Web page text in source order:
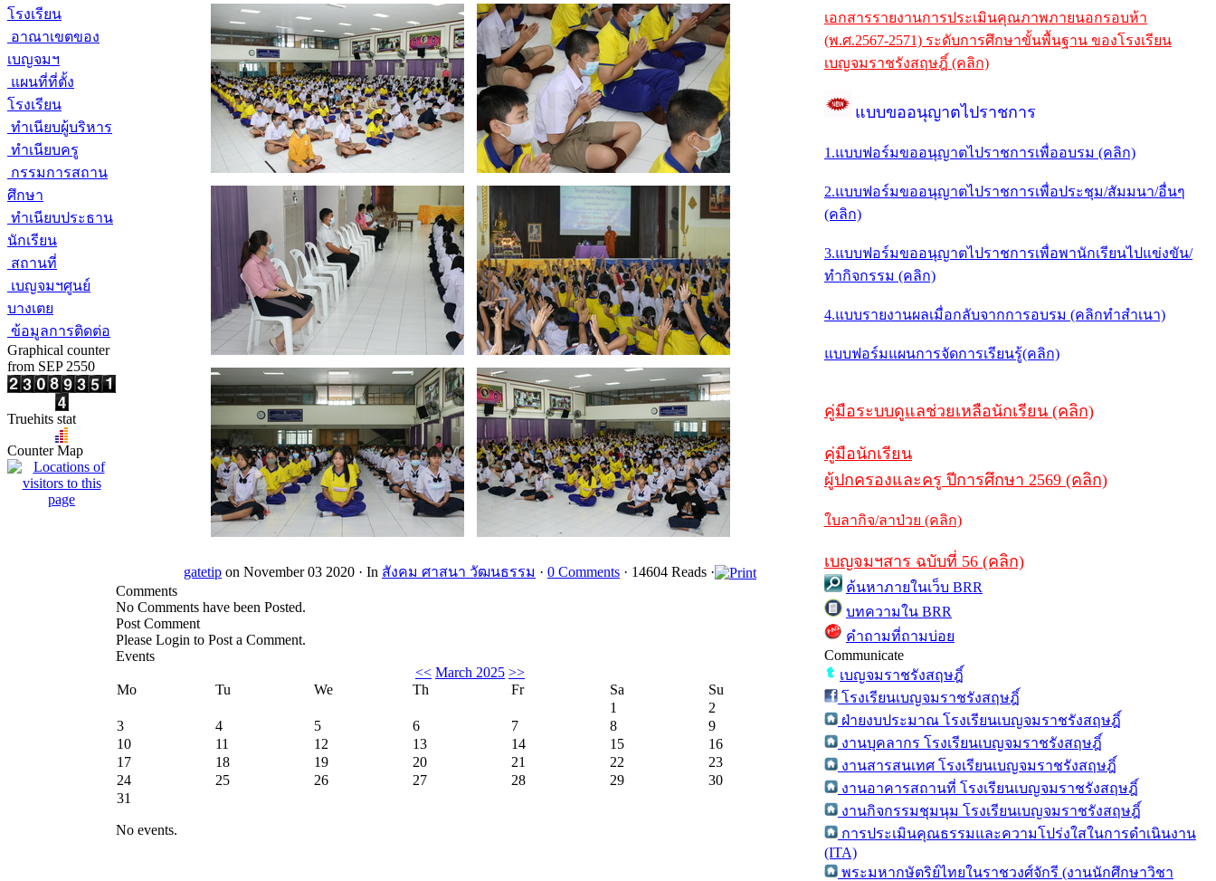
โรงเรียน
อาณาเขตของ
เบญจมฯ
แผนที่ที่ตั้ง
โรงเรียน
ทำเนียบผู้บริหาร
ทำเนียบครู
กรรมการสถาน
ศึกษา
ทำเนียบประธาน
นักเรียน
สถานที่
เบญจมฯศูนย์
บางเตย
ข้อมูลการติดต่อ
Graphical counter
from SEP 2550
Truehits stat
Counter Map
gatetip on November 03 2020 · In สังคม ศาสนา วัฒนธรรม · 0 Comments · 14604 Reads ·
Comments
No Comments have been Posted.
Post Comment
Please Login to Post a Comment.
Events
<< March 2025 >>
Mo
Tu We Th Fr Sa
Su
1
2
3
4 5 6 7 8
9
10
11 12 13 14 15
16
17
18 19 20 21 22
23
24
25 26 27 28 29
30
31
No events.
เอกสารรายงานการประเมินคุณภาพภายนอกรอบห้า
(พ.ศ.2567-2571) ระดับการศึกษาขั้นพื้นฐาน ของโรงเรียน
เบญจมราชรังสฤษฎิ์ (คลิก)
แบบขออนุญาตไปราชการ
1.แบบฟอร์มขออนุญาตไปราชการเพื่ออบรม (คลิก)
2.แบบฟอร์มขออนุญาตไปราชการเพื่อประชุม/สัมมนา/อื่นๆ
(คลิก)
3.แบบฟอร์มขออนุญาตไปราชการเพื่อพานักเรียนไปแข่งขัน/
ทำกิจกรรม (คลิก)
4.แบบรายงานผลเมื่อกลับจากการอบรม (คลิกทำสำเนา)
แบบฟอร์มแผนการจัดการเรียนรู้(คลิก)
คู่มือระบบดูแลช่วยเหลือนักเรียน (คลิก)
คู่มือนักเรียน
ผู้ปกครองและครู ปีการศึกษา 2569 (คลิก)
ใบลากิจ/ลาป่วย (คลิก)
เบญจมฯสาร ฉบับที่ 56 (คลิก)
ค้นหาภายในเว็บ BRR
บทความใน BRR
คำถามที่ถามบ่อย
Communicate
เบญจมราชรังสฤษฎิ์
โรงเรียนเบญจมราชรังสฤษฎิ์
ฝ่ายงบประมาณ โรงเรียนเบญจมราชรังสฤษฎิ์
งานบุคลากร โรงเรียนเบญจมราชรังสฤษฎิ์
งานสารสนเทศ โรงเรียนเบญจมราชรังสฤษฎิ์
งานอาคารสถานที่ โรงเรียนเบญจมราชรังสฤษฎิ์
งานกิจกรรมชุมนุม โรงเรียนเบญจมราชรังสฤษฎิ์
การประเมินคุณธรรมและความโปร่งใสในการดำเนินงาน
(ITA)
พระมหากษัตริย์ไทยในราชวงศ์จักรี (งานนักศึกษาวิชา